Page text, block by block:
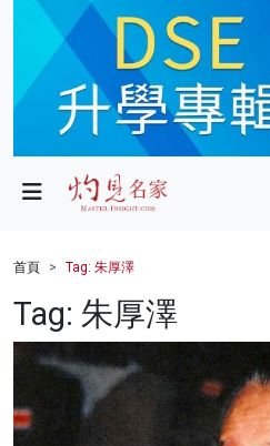
政局
財經
健康
首頁 Tag: 朱厚澤
Tag: 朱厚澤